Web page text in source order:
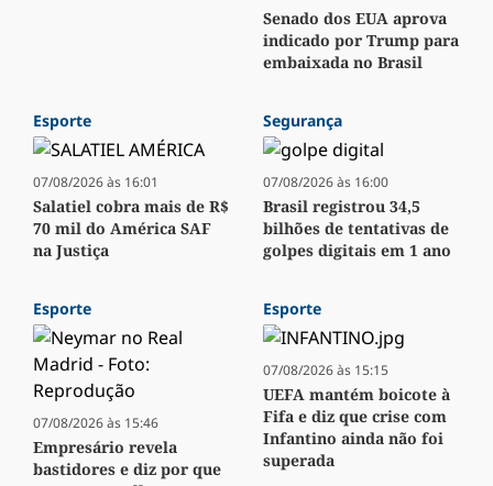
Senado dos EUA aprova
indicado por Trump para
embaixada no Brasil
Esporte
07/08/2026 às 16:01
Salatiel cobra mais de R$
70 mil do América SAF
na Justiça
Segurança
07/08/2026 às 16:00
Brasil registrou 34,5
bilhões de tentativas de
golpes digitais em 1 ano
Esporte
07/08/2026 às 15:46
Empresário revela
bastidores e diz por que
Esporte
07/08/2026 às 15:15
UEFA mantém boicote à
Fifa e diz que crise com
Infantino ainda não foi
superada